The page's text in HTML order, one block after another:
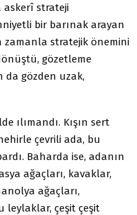
askerî strateji
bir barınak arayan
zamanla stratejik önemini
gözetleme
da gözden uzak,
ılımandı. Kışın sert
çevrili ada, bu
Baharda ise, adanın
ağaçları, kavaklar,
ağaçları,
leylaklar, çeşit çeşit